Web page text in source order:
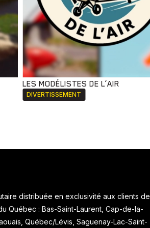
LES MODÉLISTES DE L’AIR
DIVERTISSEMENT
distribuée en exclusivité aux clients de
Québec : Bas-Saint-Laurent, Cap-de-la-
Québec/Lévis, Saguenay-Lac-Saint-